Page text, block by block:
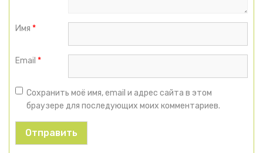
Имя *
Email *
Сохранить моё имя, email и адрес сайта в этом
браузере для последующих моих комментариев.